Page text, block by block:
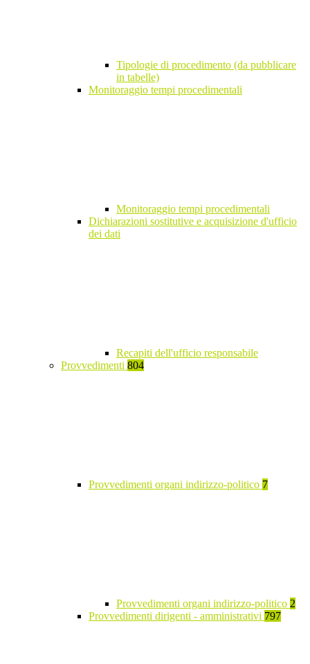
Tipologie di procedimento (da pubblicare
in tabelle)
Monitoraggio tempi procedimentali
Monitoraggio tempi procedimentali
Dichiarazioni sostitutive e acquisizione d'ufficio
dei dati
Recapiti dell'ufficio responsabile
Provvedimenti 804
Provvedimenti organi indirizzo-politico 7
Provvedimenti organi indirizzo-politico 2
Provvedimenti dirigenti - amministrativi 797